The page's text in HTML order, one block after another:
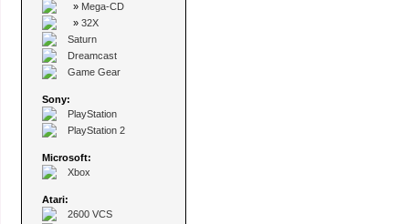
» Mega-CD
» 32X
Saturn
Dreamcast
Game Gear
Sony:
PlayStation
PlayStation 2
Microsoft:
Xbox
Atari:
2600 VCS